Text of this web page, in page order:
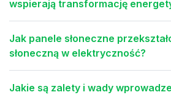
wspierają transformację
Jak panele słoneczne
słoneczną w elektryczność?
Jakie są zalety i wady